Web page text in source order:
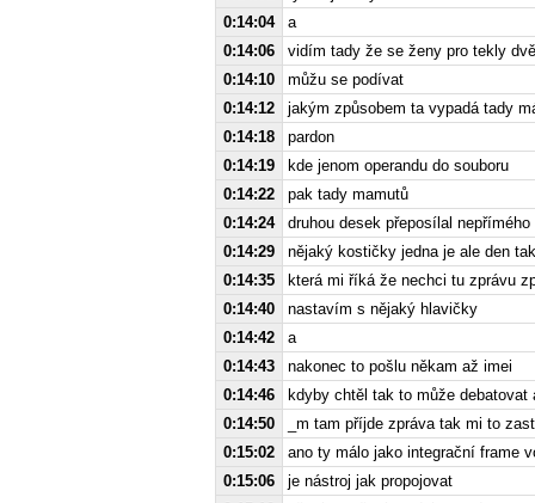
0:14:04
a
0:14:06
vidím tady že se ženy pro tekly
0:14:10
můžu se podívat
0:14:12
jakým způsobem ta vypadá tady
0:14:18
pardon
0:14:19
kde jenom operandu do souboru
0:14:22
pak tady mamutů
0:14:24
druhou desek přeposílal
0:14:29
nějaký kostičky jedna je ale den
0:14:35
která mi říká že nechci tu zprávu
0:14:40
nastavím s nějaký hlavičky
0:14:42
a
0:14:43
nakonec to pošlu někam až imei
0:14:46
kdyby chtěl tak to může
0:14:50
_m tam příjde zpráva tak mi to
0:15:02
ano ty málo jako integrační frame
0:15:06
je nástroj jak propojovat